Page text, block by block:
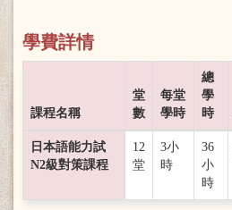
學費詳情
課程名稱
堂
數
每堂
學時
總
學
時
日本語能力試
N2級對策課程
12
堂
3小
時
36
小
時